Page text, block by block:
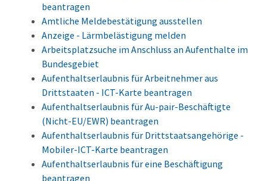
beantragen
Amtliche Meldebestätigung ausstellen
Anzeige - Lärmbelästigung melden
Arbeitsplatzsuche im Anschluss an Aufenthalte im
Bundesgebiet
Aufenthaltserlaubnis für Arbeitnehmer aus
Drittstaaten - ICT-Karte beantragen
Aufenthaltserlaubnis für Au-pair-Beschäftigte
(Nicht-EU/EWR) beantragen
Aufenthaltserlaubnis für Drittstaatsangehörige -
Mobiler-ICT-Karte beantragen
Aufenthaltserlaubnis für eine Beschäftigung
beantragen